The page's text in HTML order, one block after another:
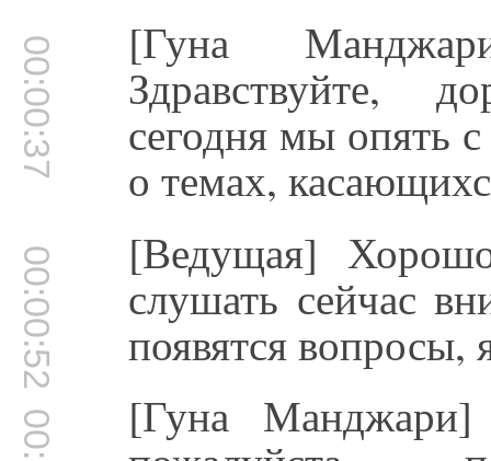
00:00:37 [Гуна
Здравствуйте,
сегодня мы опять
о темах,
00:00:52 [Ведущая]
слушать сейчас
появятся
[Гуна